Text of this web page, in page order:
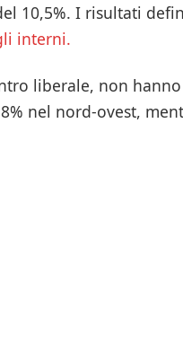
10,5%. I risultati
interni.
liberale, non
nel nord-ovest,